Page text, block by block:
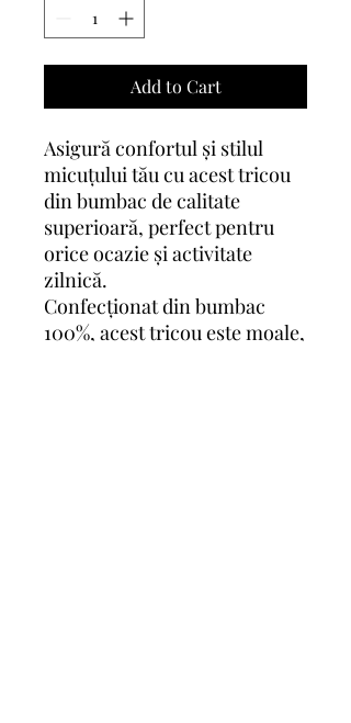
Add to Cart
Asigură confortul și stilul
micuțului tău cu acest tricou
din bumbac de calitate
superioară, perfect pentru
orice ocazie și activitate
zilnică.
Confecționat din bumbac
100%, acest tricou este moale,